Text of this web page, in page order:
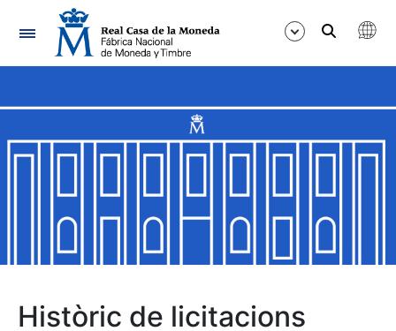
Navegació
Mostra/Amaga
Mostra/Amaga
Mostra/Amaga
Històric de licitacions